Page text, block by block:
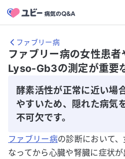
ファブリー病
ファブリー病の女性患者
Lyso-Gb3の測定が重要
酵素活性が正常に近い場
やすいため、隠れた病気
不可欠です。
ファブリー病の診断において
なってから心臓や腎臓に症状